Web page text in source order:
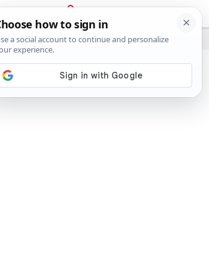
PRIJAVA